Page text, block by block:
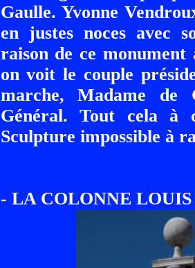
Gaulle. Yvonne
en justes noces avec
raison de ce
on voit le couple
marche, Madame
Général. Tout cela
Sculpture impossible à
- LA COLONNE